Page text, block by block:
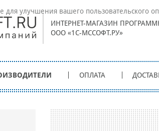
ИНТЕРНЕТ-МАГАЗИН
ООО «1С-МССОФТ.РУ»
ОПЛАТА
для улучшения вашего пользовательского